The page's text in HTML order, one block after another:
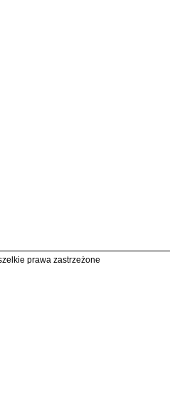
prawa zastrzeżone